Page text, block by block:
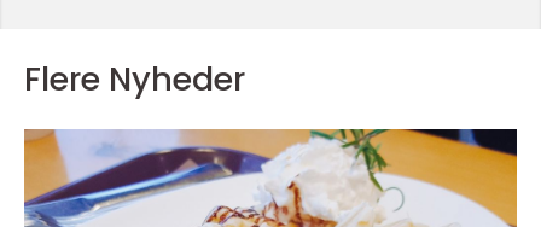
Flere Nyheder